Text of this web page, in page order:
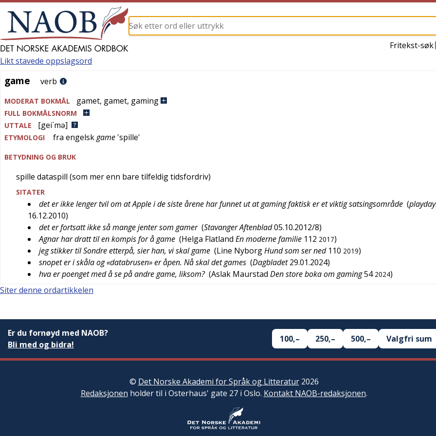
Fritekst-søk
game
Likt stavede oppslagsord
game verb
MODERAT BOKMÅL gamet, gamet, gaming
FULL BOKMÅLSNORM
UTTALE
[gei`mə]
ETYMOLOGI fra engelskgame 'spille'
BETYDNING OG BRUK
spille dataspill (som mer enn bare tilfeldig tidsfordriv)
SITATER
det er ikke lenger tvil om at Apple i de siste årene har funnet ut at gaming faktisk er et viktig satsingsområde (
16.12.2010)
det er fortsatt ikke så mange jenter som gamer (Stavanger Aftenblad05.10.2012/8)
Agnar har dratt til en kompis for å game (Helga Flatland En moderne familie 112 2017)
jeg stikker til Sondre etterpå, sier han, vi skal game (Line NyborgHund som ser ned 110 2019)
snopet er i skåla og «databrusen» er åpen. Nå skal det games (Dagbladet 29.01.2024)
hva er poenget med å se på andre game, liksom? (Aslak Maurstad Den store boka om gaming54 2024)
Siter denne ordartikkelen
Er du fornøyd med NAOB?
Bli med og bidra!
100,– 250,– 500,– Valgfri sum
© Det Norske Akademi for Språk og Litteratur2026
Redaksjonen holder til i Osterhaus' gate 27 i Oslo. Kontakt NAOB-redaksjonen.